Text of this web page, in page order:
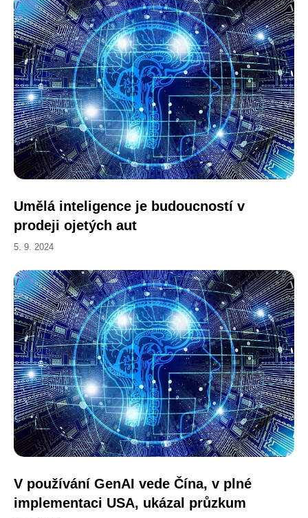
Umělá inteligence je budoucností v
prodeji ojetých aut
5. 9. 2024
V používání GenAI vede Čína, v plné
implementaci USA, ukázal průzkum